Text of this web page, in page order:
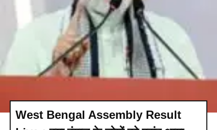
West Bengal Assembly Result